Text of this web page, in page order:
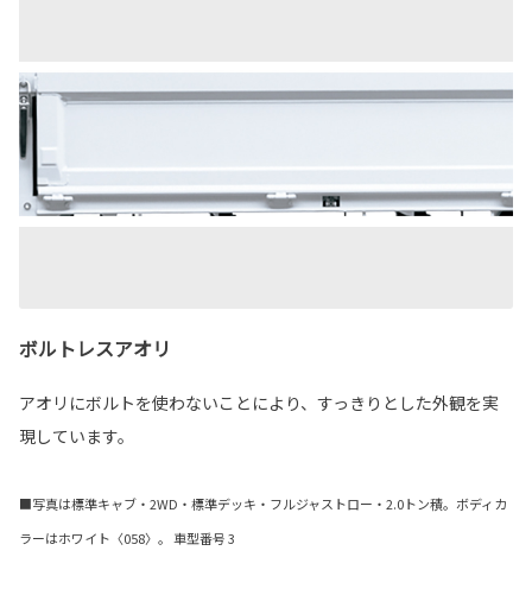
ボルトレスアオリ
アオリにボルトを使わないことにより、すっきりとした外観を実
現しています。
■写真は標準キャブ・2WD・標準デッキ・フルジャストロー・2.0トン積。ボディカ
ラーはホワイト〈058〉。 車型番号 3